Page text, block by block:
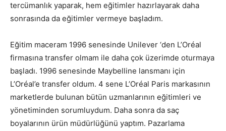
tercümanlık yaparak, hem eğitimler hazırlayarak daha
sonrasında da eğitimler vermeye başladım.
Eğitim maceram 1996 senesinde Unilever ‘den L’Oréal
firmasına transfer olmam ile daha çok üzerimde oturmaya
başladı. 1996 senesinde Maybelline lansmanı için
L’Oréal’e transfer oldum. 4 sene L’Oréal Paris markasının
marketlerde bulunan bütün uzmanlarının eğitimleri ve
yönetiminden sorumluydum. Daha sonra da saç
boyalarının ürün müdürlüğünü yaptım. Pazarlama